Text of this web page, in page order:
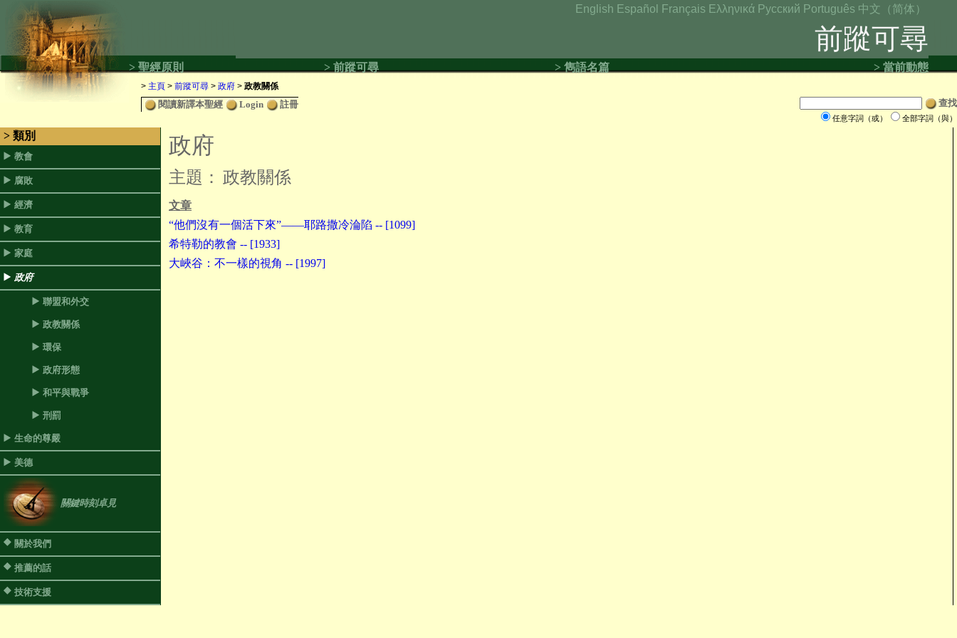
English Español Français Ελληνικά Русский Português 中文（简体）
前蹤可尋
> 聖經原則 > 前蹤可尋 > 雋語名篇 > 當前動態
> 主頁 > 前蹤可尋 > 政府 > 政教關係
閱讀新譯本聖經 Login 註冊 查找
任意字詞（或） 全部字詞（與）
> 類別
教會
腐敗
經濟
教育
家庭
政府
聯盟和外交
政教關係
環保
政府形態
和平與戰爭
刑罰
生命的尊嚴
美德
關鍵時刻卓見
關於我們
推薦的話
技術支援
政府
主題： 政教關係
文章
“他們沒有一個活下來”——耶路撒冷淪陷 -- [1099]
希特勒的教會 -- [1933]
大峽谷：不一樣的視角 -- [1997]